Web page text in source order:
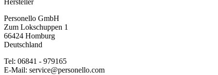
Hersteller
Personello GmbH
Zum Lokschuppen 1
66424 Homburg
Deutschland
Tel: 06841 - 979165
E-Mail: service@personello.com